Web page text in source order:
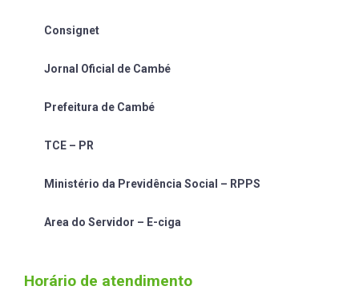
Consignet
Jornal Oficial de Cambé
Prefeitura de Cambé
TCE – PR
Ministério da Previdência Social – RPPS
Area do Servidor – E-ciga
Horário de atendimento